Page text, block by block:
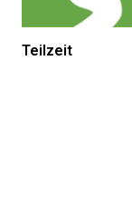
Teilzeit